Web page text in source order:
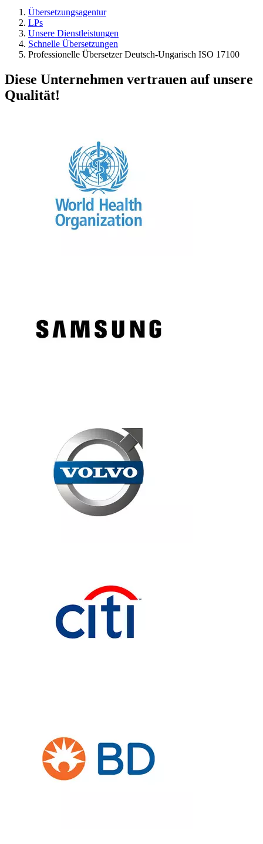
Übersetzungsagentur
LPs
Unsere Dienstleistungen
Schnelle Übersetzungen
Professionelle Übersetzer Deutsch-Ungarisch ISO 17100
Diese Unternehmen vertrauen auf unsere
Qualität!